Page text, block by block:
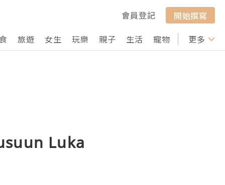
會員登記
開始撰寫
旅遊 女生 玩樂 親子 生活 寵物 行山 打卡
更多
Luka